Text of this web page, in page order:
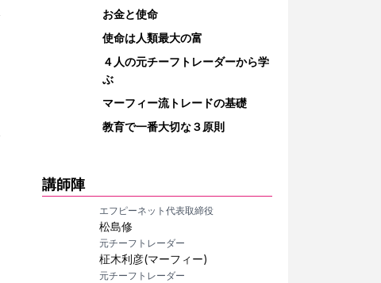
お金と使命
使命は人類最大の富
４人の元チーフトレーダーから学
ぶ
マーフィー流トレードの基礎
教育で一番大切な３原則
講師陣
エフピーネット代表取締役
松島修
元チーフトレーダー
柾木利彦(マーフィー)
元チーフトレーダー